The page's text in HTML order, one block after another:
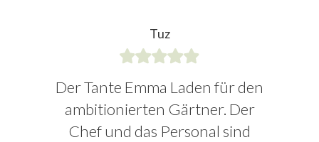
Tuz
Der Tante Emma Laden für den
ambitionierten Gärtner. Der
Chef und das Personal sind